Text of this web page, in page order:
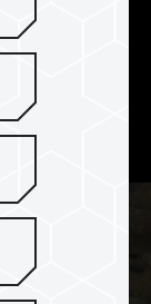
（每秒输
各式各样
、
4K 影片与
验。